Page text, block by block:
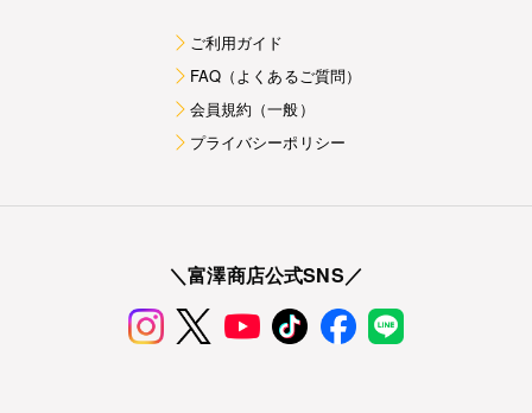
ご利用ガイド
FAQ（よくあるご質問）
会員規約（一般）
プライバシーポリシー
＼富澤商店公式SNS／